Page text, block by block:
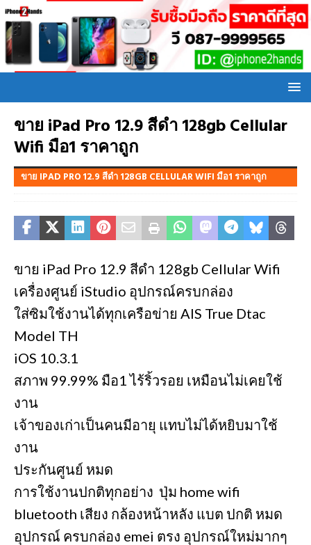
ขาย iPad Pro 12.9 สีดำ 128gb Cellular
Wifi มือ1 ราคาถูก
ขาย IPAD PRO 12.9 สีดำ 128GB CELLULAR WIFI มือ1 ราคาถูก
ขาย iPad Pro 12.9 สีดำ 128gb Cellular Wifi
เครื่องศูนย์ iStudio อุปกรณ์ครบกล่อง
ใส่ซิมใช้งานได้ทุกเครือข่าย AIS True Dtac
Model TH
iOS 10.3.1
สภาพ 99.99% มือ1 ไร้ริ้วรอย เหมือนไม่เคยใช้
งาน
เจ้าของเก่าเป็นคนมีอายุ แทบไม่ได้หยิบมาใช้
งาน
ประกันศูนย์ หมด
การใช้งานปกติทุกอย่าง ปุ่ม home wifi
bluetooth เสียง กล้องหน้าหลัง แบต ปกติ หมด
อุปกรณ์ ครบกล่อง emei ตรง อุปกรณ์ใหม่มากๆ